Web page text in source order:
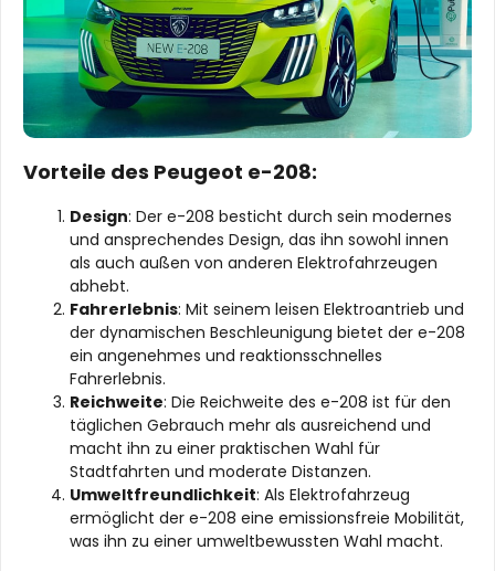
Vorteile des Peugeot e-208:
Design: Der e-208 besticht durch sein modernes
und ansprechendes Design, das ihn sowohl innen
als auch außen von anderen Elektrofahrzeugen
abhebt.
Fahrerlebnis: Mit seinem leisen Elektroantrieb und
der dynamischen Beschleunigung bietet der e-208
ein angenehmes und reaktionsschnelles
Fahrerlebnis.
Reichweite: Die Reichweite des e-208 ist für den
täglichen Gebrauch mehr als ausreichend und
macht ihn zu einer praktischen Wahl für
Stadtfahrten und moderate Distanzen.
Umweltfreundlichkeit: Als Elektrofahrzeug
ermöglicht der e-208 eine emissionsfreie Mobilität,
was ihn zu einer umweltbewussten Wahl macht.